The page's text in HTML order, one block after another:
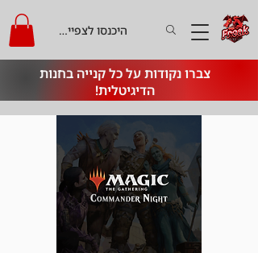
צברו נקודות על כל קנייה בחנות
הדיגיטלית!
היכנסו לצפייה בקרדיט